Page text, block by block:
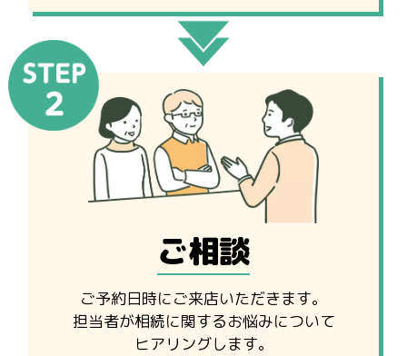
ご相談
ご予約日時にご来店いただきます。
担当者が相続に関するお悩みについて
ヒアリングします。